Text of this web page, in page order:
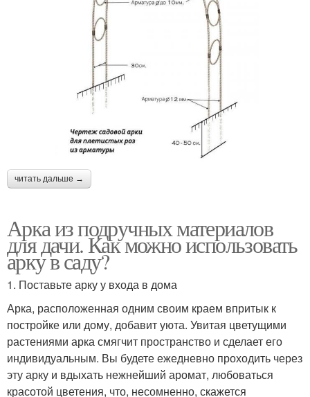
читать дальше →
Арка из подручных материалов
для дачи. Как можно использовать
арку в саду?
1. Поставьте арку у входа в дома
Арка, расположенная одним своим краем впритык к
постройке или дому, добавит уюта. Увитая цветущими
растениями арка смягчит пространство и сделает его
индивидуальным. Вы будете ежедневно проходить через
эту арку и вдыхать нежнейший аромат, любоваться
красотой цветения, что, несомненно, скажется